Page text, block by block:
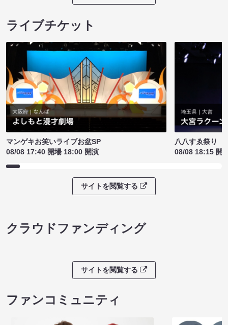
ライブチケット
マンゲキお笑いライブお盆SP
08/08 17:40 開場 18:00 開演
八八すゑ祭り
08/08 18:15 開
サイトを閲覧する
クラウドファンディング
サイトを閲覧する
ファンコミュニティ